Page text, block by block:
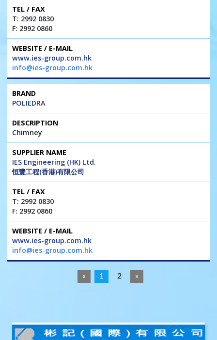
T: 2992 0830
F: 2992 0860
www.ies-group.com.hk
info@ies-group.com.hk
POLIEDRA
Chimney
IES Engineering (HK) Ltd.
恒豐工程(香港)有限公司
T: 2992 0830
F: 2992 0860
www.ies-group.com.hk
info@ies-group.com.hk
« 1 2 »